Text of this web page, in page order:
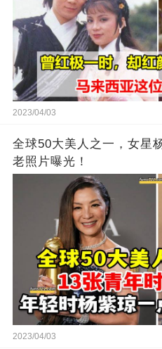
2023/04/03
全球50大美人之一，女星
老照片曝光！
2023/04/03